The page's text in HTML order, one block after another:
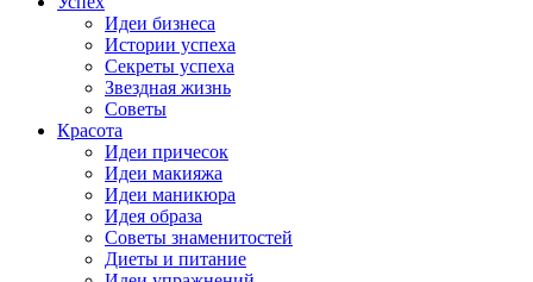
Идеи бизнеса
Истории успеха
Секреты успеха
Звездная жизнь
Советы
Красота
Идеи причесок
Идеи макияжа
Идеи маникюра
Идея образа
Советы знаменитостей
Диеты и питание